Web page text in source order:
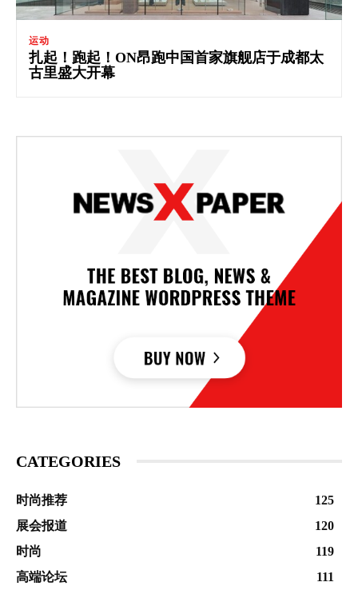
运动
扎起！跑起！ON昂跑中国首家旗舰店于成都太
古里盛大开幕
CATEGORIES
时尚推荐
125
展会报道
120
时尚
119
高端论坛
111